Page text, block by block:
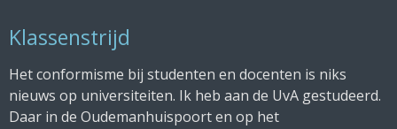
Klassenstrijd
Het conformisme bij studenten en docenten is niks
nieuws op universiteiten. Ik heb aan de UvA gestudeerd.
Daar in de Oudemanhuispoort en op het